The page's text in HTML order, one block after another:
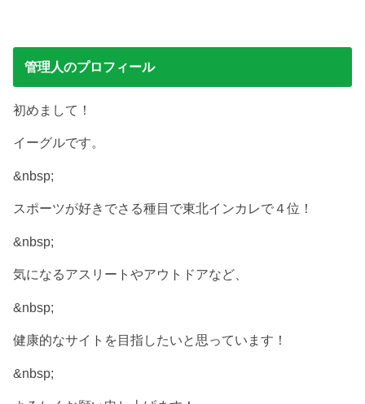
管理人のプロフィール
初めまして！
イーグルです。
&nbsp;
スポーツが好きでさる種目で東北インカレで４位！
&nbsp;
気になるアスリートやアウトドアなど、
&nbsp;
健康的なサイトを目指したいと思っています！
&nbsp;